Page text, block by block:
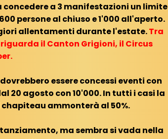
a 3 manifestazioni un limite
persone al chiuso e 1'000 all'aperto.
allentamenti durante l'estate.Tra
il Canton Grigioni, il Circus
essere concessi eventi con
20 agosto con 10'000. In tutti i casi la
ammonterà al 50%.
ma sembra si vada nella